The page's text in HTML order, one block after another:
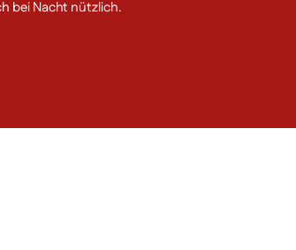
bei Nacht nützlich.